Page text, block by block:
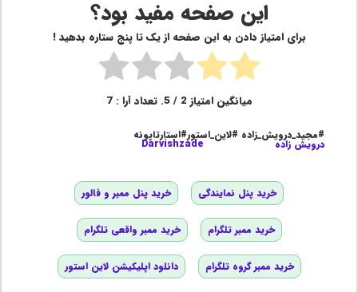
این صفحه مفید بود؟
برای امتیاز دادن به این صفحه از یک تا پنج ستاره بدهید !
میانگین امتیاز2 / 5. تعداد آرا : 7
#مجید_درویش_زاده #لاین_استور#استارتاپونه
درویش زاده Darvishzade
خرید پنل نمایندگی خرید پنل ممبر و فالور
خرید ممبر تلگرام خرید ممبر واقعی تلگرام
خرید ممبر گروه تلگرام دانلود اپلیکیشن لاین استور